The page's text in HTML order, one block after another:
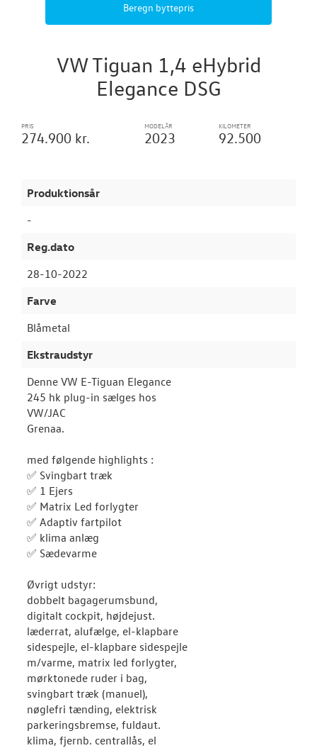
SKADECENTER
TILBEHØR
NYHEDER
Beregn byttepris
VW Tiguan 1,4 eHybrid
Elegance DSG
PRIS
274.900 kr.
MODELÅR
2023
KILOMETER
92.500
Produktionsår
-
Reg.dato
28-10-2022
Farve
Blåmetal
Ekstraudstyr
Denne VW E-Tiguan Elegance
245 hk plug-in sælges hos
VW/JAC
Grenaa.
med følgende highlights :
✅ Svingbart træk
✅ 1 Ejers
✅ Matrix Led forlygter
✅ Adaptiv fartpilot
✅ klima anlæg
✅ Sædevarme
Øvrigt udstyr:
dobbelt bagagerumsbund,
digitalt cockpit, højdejust.
læderrat, alufælge, el-klapbare
sidespejle, el-klapbare sidespejle
m/varme, matrix led forlygter,
mørktonede ruder i bag,
svingbart træk (manuel),
nøglefri tænding, elektrisk
parkeringsbremse, fuldaut.
klima, fjernb. centrallås, el